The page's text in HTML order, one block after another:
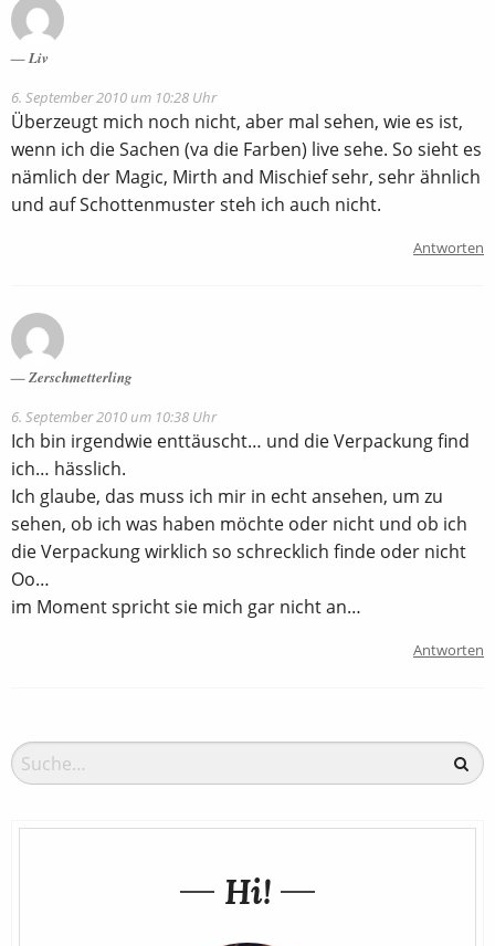
Liv
6. September 2010 um 10:28 Uhr
Überzeugt mich noch nicht, aber mal sehen, wie es ist,
wenn ich die Sachen (va die Farben) live sehe. So sieht es
nämlich der Magic, Mirth and Mischief sehr, sehr ähnlich
und auf Schottenmuster steh ich auch nicht.
Antworten
Zerschmetterling
6. September 2010 um 10:38 Uhr
Ich bin irgendwie enttäuscht… und die Verpackung find
ich… hässlich.
Ich glaube, das muss ich mir in echt ansehen, um zu
sehen, ob ich was haben möchte oder nicht und ob ich
die Verpackung wirklich so schrecklich finde oder nicht
Oo…
im Moment spricht sie mich gar nicht an…
Antworten
Hi!